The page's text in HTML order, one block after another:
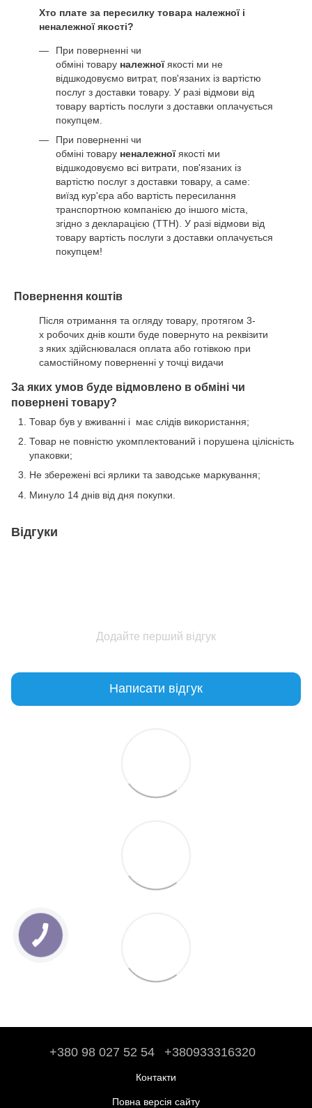
Хто плате за пересилку товара належної і
неналежної якості?
При поверненні чи
обміні товару належноїякості ми не
відшкодовуємо витрат, пов'язаних із вартістю
послуг з доставки товару. У разі відмови від
товару вартість послуги з доставки оплачується
покупцем.
При поверненні чи
обміні товару неналежноїякості ми
відшкодовуємо всі витрати, пов'язаних із
вартістю послуг з доставки товару, а саме:
виїзд кур'єра або вартість пересилання
транспортною компанією до іншого міста,
згідно з декларацією (ТТН). У разі відмови від
товару вартість послуги з доставки оплачується
покупцем!
Повернення коштів
Після отримання та огляду товару, протягом 3-
х робочих днів кошти буде повернуто на реквізити
з яких здійснювалася оплата або готівкою при
самостійному поверненні у точці видачи
За яких умов буде відмовлено в обміні чи
повернені товару?
Товар був у вживанні і має слідів використання;
Товар не повністю укомплектований і порушена цілісність
упаковки;
Не збережені всі ярлики та заводське маркування;
Минуло 14 днів від дня покупки.
Відгуки
Додайте перший відгук
Написати відгук
+380 98 027 52 54 +380933316320
Контакти
Повна версія сайту